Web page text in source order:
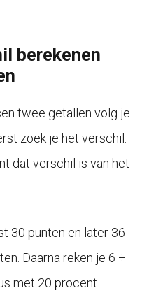
berekenen
twee getallen volg je
zoek je het verschil.
dat verschil is van het
30 punten en later 36
Daarna reken je 6 ÷
met 20 procent